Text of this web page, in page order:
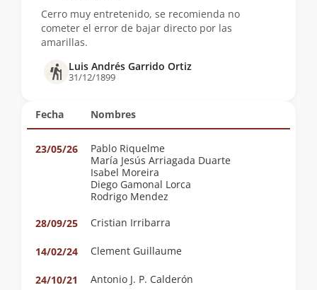
Fecha Nombres
23/05/26
Pablo Riquelme
María Jesús Arriagada Duarte
Isabel Moreira
Diego Gamonal Lorca
Rodrigo Mendez
28/09/25
Cristian Irribarra
14/02/24 Clement Guillaume
24/10/21 Antonio J. P. Calderón
Cerro muy entretenido, se recomienda no
cometer el error de bajar directo por las
amarillas.
Luis Andrés Garrido Ortiz
31/12/1899